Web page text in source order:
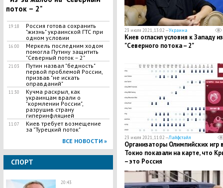
поток – 2"
19:18
Россия готова сохранить
"жизнь" украинской ГТС при
одном условии
16:00
Меркель последним ходом
помогла Путину защитить
"Северный поток – 2"
21:03
Путин назвал "бедность"
первой проблемой России,
призвав "не искать
оправданий"
11:30
Кучма раскрыл, как
украинцам врали о
"кормлении России",
разрушив страну
гиперинфляцией
11:07
Киев требует возмещение
за "Турецкий поток"
ВСЕ НОВОСТИ »
СПОРТ
20:43
23 июля 2021, 13:02 —Украина
Киев огласил условия к Западу
"Северного потока – 2"
23 июля 2021, 11:02 —Лайфстайл
Организаторы Олимпийских игр
Токио показали на карте, что
– это Россия